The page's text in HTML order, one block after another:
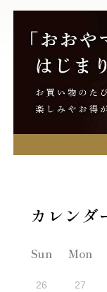
Sun Mon
26 27